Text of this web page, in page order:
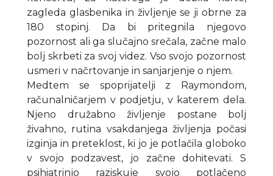
zagleda glasbenika in življenje se ji obrne za
180 stopinj. Da bi pritegnila njegovo
pozornost ali ga slučajno srečala, začne malo
bolj skrbeti za svoj videz. Vso svojo pozornost
usmeri v načrtovanje in sanjarjenje o njem.
Medtem se spoprijatelji z Raymondom,
računalničarjem v podjetju, v katerem dela.
Njeno družabno življenje postane bolj
živahno, rutina vsakdanjega življenja počasi
izginja in preteklost, ki jo je potlačila globoko
v svojo podzavest, jo začne dohitevati. S
psihiatrinjo raziskuje svojo potlačeno